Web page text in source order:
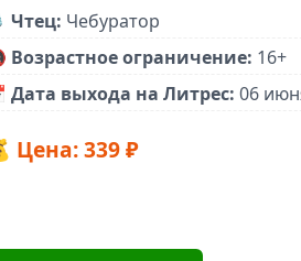
Чтец: Чебуратор
Возрастное ограничение: 16+
Дата выхода на Литрес: 06
Цена: 339 ₽